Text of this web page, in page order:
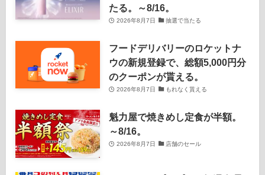
たる。～8/16。
2026年8月7日 抽選で当たる
フードデリバリーのロケットナ
ウの新規登録で、総額5,000円分
のクーポンが貰える。
2026年8月7日 もれなく貰える
魁力屋で焼きめし定食が半額。
～8/16。
2026年8月7日 店舗のセール